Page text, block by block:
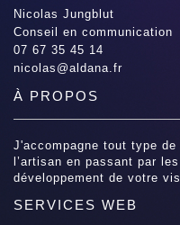
Nicolas Jungblut
Conseil en communication
07 67 35 45 14
nicolas@aldana.fr
À PROPOS
J'accompagne tout type
l’artisan en passant par
développement de votre
SERVICES WEB